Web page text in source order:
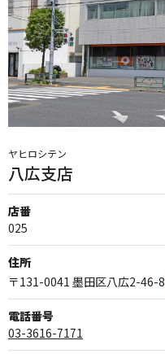
八広支店
ヤヒロシテン
店番
025
住所
〒131-0041 墨田区八広2-46-8
電話番号
03-3616-7171